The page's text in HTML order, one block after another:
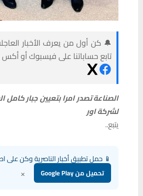
🔔 كن أول من يعرف الأخبار
تابع حساباتنا على فيسبوك أو أكس
الصناعة تصدر امرا بتعيين جبار كامل
لشركة اور
يتبع..
📱 حمل تطبيق أخبار الناصرية وكن على
تحميل من Google Play ×